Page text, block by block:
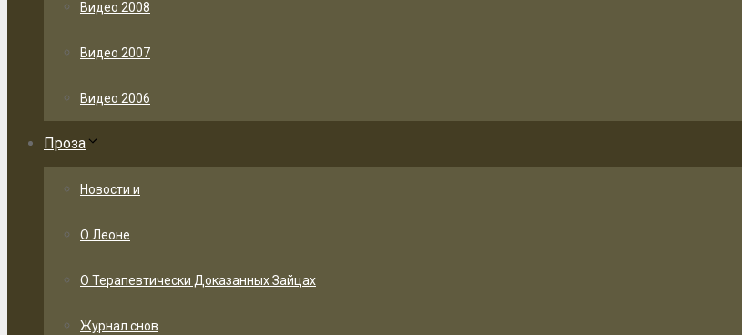
Видео 2008
Видео 2007
Видео 2006
Проза
Новости и
О Леоне
О Терапевтически Доказанных Зайцах
Журнал снов